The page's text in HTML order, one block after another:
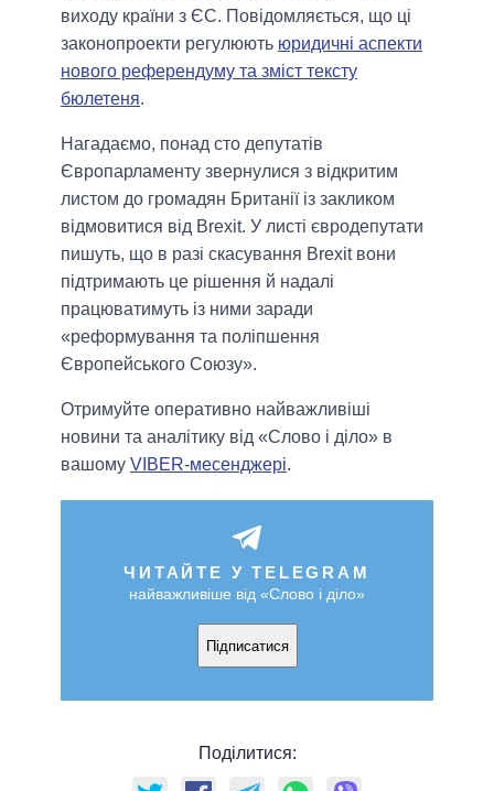
виходу країни з ЄС. Повідомляється, що ці
законопроекти регулюють юридичні аспекти
нового референдуму та зміст тексту
бюлетеня.
Нагадаємо, понад сто депутатів
Європарламенту звернулися з відкритим
листом до громадян Британії із закликом
відмовитися від Brexit. У листі євродепутати
пишуть, що в разі скасування Brexit вони
підтримають це рішення й надалі
працюватимуть із ними заради
«реформування та поліпшення
Європейського Союзу».
Отримуйте оперативно найважливіші
новини та аналітику від «Слово і діло» в
вашому VIBER-месенджері.
ЧИТАЙТЕ У TELEGRAM
найважливіше від «Слово і діло»
Підписатися
Поділитися: